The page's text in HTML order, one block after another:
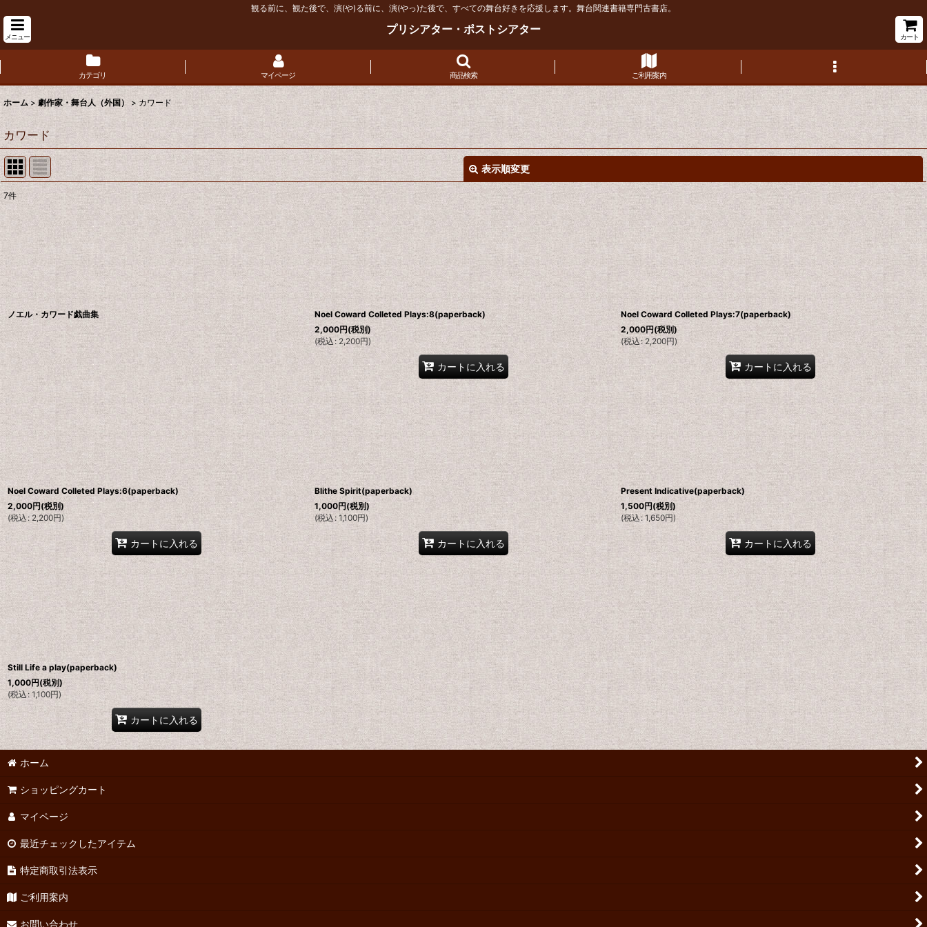
観る前に、観た後で、演(や)る前に、演(やっ)た後で、すべての舞台好きを応援します。舞台関連書籍専門古書店。
メニュー
プリシアター・ポストシアター
カート
カテゴリ マイページ 商品検索 ご利用案内
ホーム > 劇作家・舞台人（外国） > カワード
カワード
表示順変更
表示数:
並び順:
絞り込む
7件
ノエル・カワード戯曲集
Noel Coward Colleted Plays:8(paperback)
2,000円(税別)
(税込 : 2,200円)
カートに入れる
Noel Coward Colleted Plays:7(paperback)
2,000円(税別)
(税込: 2,200円)
カートに入れる
Noel Coward Colleted Plays:6(paperback)
2,000円(税別)
(税込 : 2,200円)
カートに入れる
Blithe Spirit(paperback)
1,000円(税別)
(税込: 1,100円)
カートに入れる
Present Indicative(paperback)
1,500円(税別)
(税込: 1,650円)
カートに入れる
Still Life a play(paperback)
1,000円(税別)
(税込: 1,100円)
カートに入れる
ホーム
ショッピングカート
マイページ
最近チェックしたアイテム
特定商取引法表示
ご利用案内
お問い合わせ